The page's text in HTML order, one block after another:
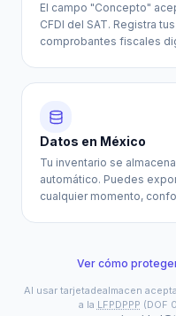
El campo "Concepto"
CFDI del SAT. Registra
comprobantes fiscales
Datos en México
Tu inventario se
automático. Puedes
cualquier momento,
Ver cómo
Al usar tarjetadealmacen
a la LFPDPPP (DOF